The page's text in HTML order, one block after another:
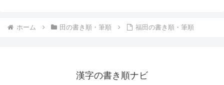
ホーム 田の書き順・筆順 福田の書き順・筆順
漢字の書き順ナビ